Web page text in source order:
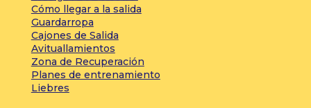
Cómo llegar a la salida
Guardarropa
Cajones de Salida
Avituallamientos
Zona de Recuperación
Planes de entrenamiento
Liebres